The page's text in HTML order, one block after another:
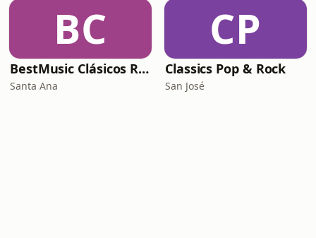
BC
BestMusic Clásicos Radio
Santa Ana
CP
Classics Pop & Rock
San José